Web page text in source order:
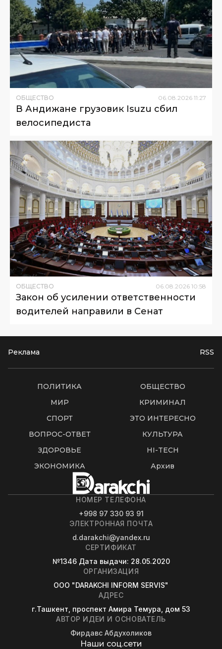
ОБЩЕСТВО 06.08.2026 11:27
В Андижане грузовик Isuzu сбил
велосипедиста
ОБЩЕСТВО 06 08 2026 10:58
Закон об усилении ответственности
водителей направили в Сенат
Реклама RSS
ПОЛИТИКА
ОБЩЕСТВО
МИР
КРИМИНАЛ
СПОРТ
ЭТО ИНТЕРЕСНО
ВОПРОС-ОТВЕТ
КУЛЬТУРА
ЗДОРОВЬЕ
HI-TECH
ЭКОНОМИКА
Архив
НОМЕР ТЕЛЕФОНА
+998 97 330 93 91
ЭЛЕКТРОННАЯ ПОЧТА
d.darakchi@yandex.ru
СЕРТИФИКАТ
№1346 Дата выдачи: 28.05.2020
ОРГАНИЗАЦИЯ
OOO "DARAKCHI INFORM SERVIS"
АДРЕС
г.Ташкент, проспект Амира Темура, дом 53
АВТОР ИДЕИ И ОСНОВАТЕЛЬ
Фирдавс Абдухоликов
Наши соц.сети